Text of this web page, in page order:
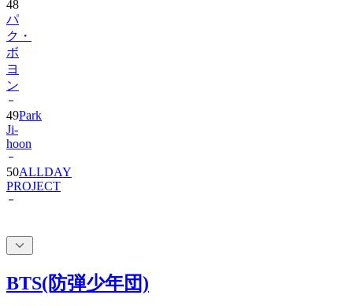
ク・
ボ
ヨ
ン
49
Ji-
hoon
50ALLDAY
PROJECT
BTS(防弾少年団)